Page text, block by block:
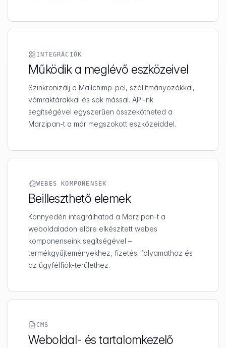
INTEGRÁCIÓK
Működik a meglévő eszközeivel
Szinkronizálj a Mailchimp-pel, szállítmányozókkal,
vámraktárakkal és sok mással. API-nk
segítségével egyszerűen összekötheted a
Marzipan-t a már megszokott eszközeiddel.
WEBES KOMPONENSEK
Beilleszthető elemek
Könnyedén integrálhatod a Marzipan-t a
weboldaladon előre elkészített webes
komponenseink segítségével –
termékgyűjteményekhez, fizetési folyamathoz és
az ügyfélfiók-területhez.
CMS
Weboldal- és tartalomkezelő